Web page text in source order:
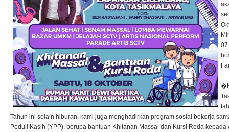
Tahun ini selain hiburan, kami juga menghadirkan program sosial bekerja
Peduli Kasih (YPP), berupa bantuan Khitanan Massal dan Kursi Roda kepada